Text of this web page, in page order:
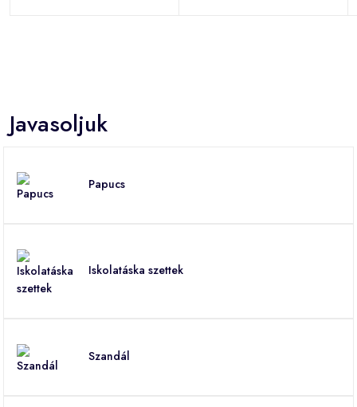
Javasoljuk
Papucs
Iskolatáska szettek
Szandál